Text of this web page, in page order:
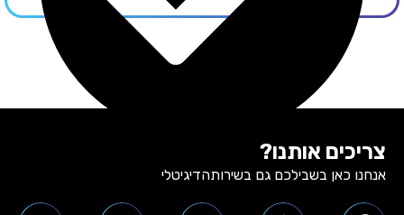
חיבור מיידי עם eSIM/כרטיס סים
צריכים אותנו?
אנחנו כאן בשבילכם גם בשירותהדיגיטלי